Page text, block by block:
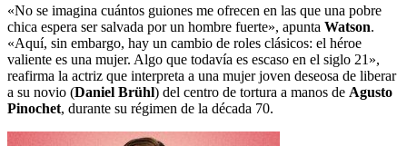
«No se imagina cuántos guiones me ofrecen en las que una pobre
chica espera ser salvada por un hombre fuerte», apunta Watson.
«Aquí, sin embargo, hay un cambio de roles clásicos: el héroe
valiente es una mujer. Algo que todavía es escaso en el siglo 21»,
reafirma la actriz que interpreta a una mujer joven deseosa de liberar
a su novio (Daniel Brühl) del centro de tortura a manos de Agusto
Pinochet, durante su régimen de la década 70.